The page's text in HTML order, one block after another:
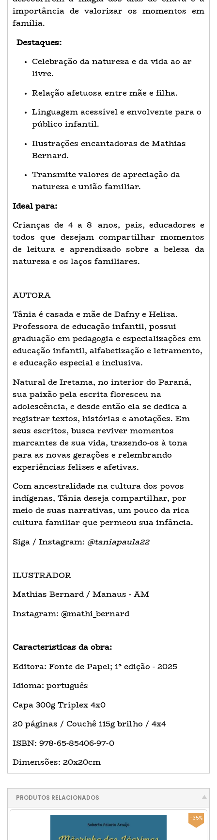
importância de valorizar os momentos em
família.
Destaques:
Celebração da natureza e da vida ao ar
livre.
Relação afetuosa entre mãe e filha.
Linguagem acessível e envolvente para o
público infantil.
Ilustrações encantadoras de Mathias
Bernard.
Transmite valores de apreciação da
natureza e união familiar.
Ideal para:
Crianças de 4 a 8 anos, pais, educadores e
todos que desejam compartilhar momentos
de leitura e aprendizado sobre a beleza da
natureza e os laços familiares.
AUTORA
Tânia é casada e mãe de Dafny e Heliza.
Professora de educação infantil, possui
graduação em pedagogia e especializações em
educação infantil, alfabetização e letramento,
e educação especial e inclusiva.
Natural de Iretama, no interior do Paraná,
sua paixão pela escrita floresceu na
adolescência, e desde então ela se dedica a
registrar textos, histórias e anotações. Em
seus escritos, busca reviver momentos
marcantes de sua vida, trazendo-os à tona
para as novas gerações e relembrando
experiências felizes e afetivas.
Com ancestralidade na cultura dos povos
indígenas, Tânia deseja compartilhar, por
meio de suas narrativas, um pouco da rica
cultura familiar que permeou sua infância.
Siga / Instagram: @taniapaula22
ILUSTRADOR
Mathias Bernard / Manaus - AM
Instagram: @mathi_bernard
Características da obra:
Editora: Fonte de Papel; 1ª edição - 2025
Idioma: português
Capa 300g Triplex 4x0
20 páginas / Couchê 115g brilho / 4x4
ISBN: 978-65-85406-97-0
Dimensões: 20x20cm
PRODUTOS RELACIONADOS
-35%